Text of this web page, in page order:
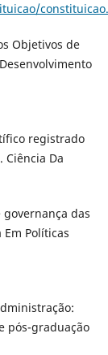
Objetivos de
registrado
Ciência Da
governança das
Políticas
pós-graduação